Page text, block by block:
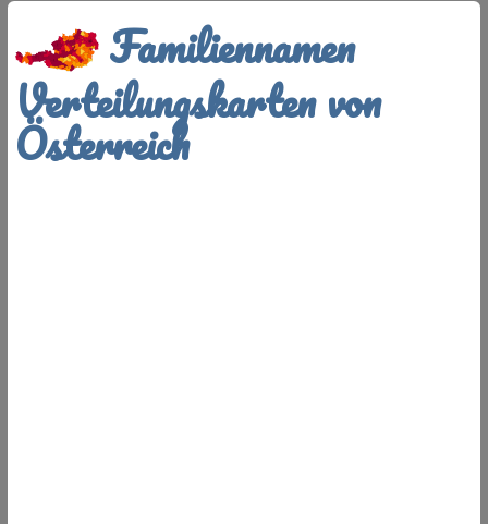
Familiennamen
Verteilungskarten von
Österreich